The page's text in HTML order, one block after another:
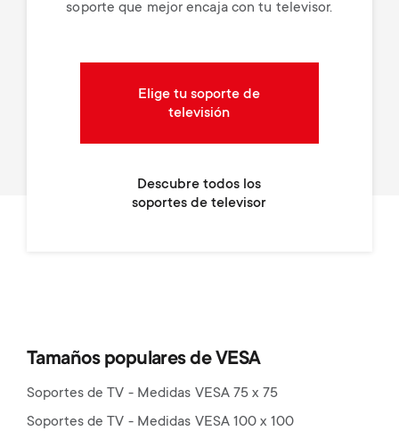
soporte que mejor encaja con tu televisor.
Elige tu soporte de
televisión
Descubre todos los
soportes de televisor
Tamaños populares de VESA
Soportes de TV - Medidas VESA 75 x 75
Soportes de TV - Medidas VESA 100 x 100